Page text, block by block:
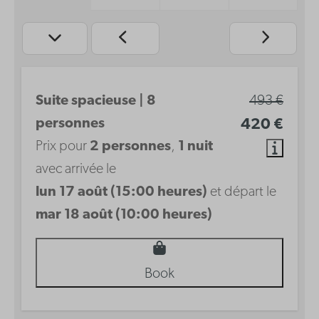
493 €
420 €
Suite spacieuse | 8
personnes
Prix pour 2 personnes, 1 nuit
avec arrivée le
lun 17 août (15:00 heures) et départ le
mar 18 août (10:00 heures)
Book